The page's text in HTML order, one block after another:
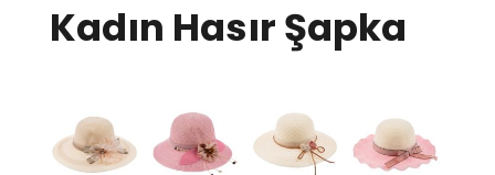
Kadın Hasır Şapka